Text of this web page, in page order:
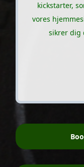
kickstarter,
vores
sikrer dig